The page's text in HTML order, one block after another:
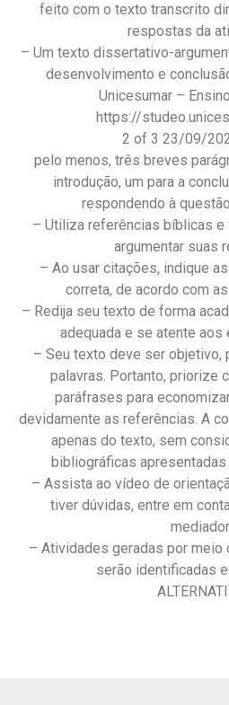
feito com o texto transcrito
respostas da
– Um texto dissertativo-
desenvolvimento e
Unicesumar –
https://
2 of 3 23/09/
pelo menos, três breves
introdução, um para a
respondendo à
– Utiliza referências bíblicas
argumentar suas
– Ao usar citações, indique
correta, de acordo com
– Redija seu texto de forma
adequada e se atente aos
– Seu texto deve ser objetivo,
palavras. Portanto, priorize
paráfrases para
devidamente as referências. A
apenas do texto, sem
bibliográficas apresentadas
– Assista ao vídeo de
tiver dúvidas, entre em
– Atividades geradas por meio
serão identificadas